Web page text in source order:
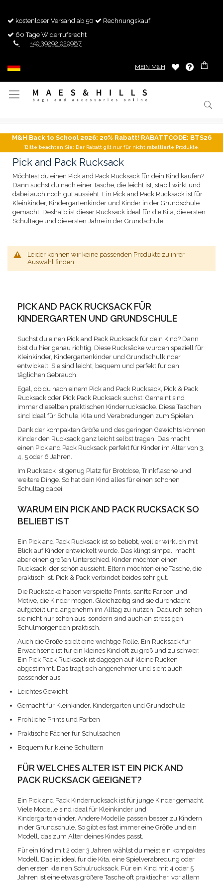
kostenloser Versand ab 50
Rechnungskauf
60 Tage Widerrufsrecht
+49 39292 929987
MEIN M&H
Navigation
umschalten
M&H Back to School 2026: 20% Rabatt! RABATTCODE: BTS26
*Bitte beachten Sie: Der Rabatt gilt nur für nicht rabattierte Produkte.
Pick and Pack Rucksack
Möchtest du einen Pick and Pack Rucksack für dein Kind kaufen?
Dann suchst du nach einer Tasche, die leicht ist, stabil wirkt und
dabei auch noch gut aussieht. Ein Pick and Pack Rucksack ist für
Kleinkinder, Kindergartenkinder und Kinder in der Grundschule
gemacht. Deshalb ist dieser Rucksack ideal für die Kita, die ersten
Schultage und die ersten Jahre in der Grundschule.
Leider können wir keine passenden Produkte zu ihrer
Auswahl finden.
PICK AND PACK RUCKSACK FÜR
KINDERGARTEN UND GRUNDSCHULE
Suchst du einen Pick and Pack Rucksack für dein Kind? Dann
bist du hier genau richtig. Diese Rucksäcke wurden speziell für
Kleinkinder, Kindergartenkinder und Grundschulkinder
entwickelt. Sie sind leicht, bequem und perfekt für den
täglichen Gebrauch.
Egal, ob du nach einem Pick and Pack Rucksack, Pick & Pack
Rucksack oder Pick Pack Rucksack suchst: Gemeint sind
immer dieselben praktischen Kinderrucksäcke. Diese Taschen
sind ideal für Schule, Kita und Verabredungen zum Spielen.
Dank der kompakten Größe und des geringen Gewichts können
Kinder den Rucksack ganz leicht selbst tragen. Das macht
einen Pick and Pack Rucksack perfekt für Kinder im Alter von 3,
4, 5 oder 6 Jahren.
Im Rucksack ist genug Platz für Brotdose, Trinkflasche und
weitere Dinge. So hat dein Kind alles für einen schönen
Schultag dabei.
WARUM EIN PICK AND PACK RUCKSACK SO
BELIEBT IST
Ein Pick and Pack Rucksack ist so beliebt, weil er wirklich mit
Blick auf Kinder entwickelt wurde. Das klingt simpel, macht
aber einen großen Unterschied. Kinder möchten einen
Rucksack, der schön aussieht. Eltern möchten eine Tasche, die
praktisch ist. Pick & Pack verbindet beides sehr gut.
Die Rucksäcke haben verspielte Prints, sanfte Farben und
Motive, die Kinder mögen. Gleichzeitig sind sie durchdacht
aufgeteilt und angenehm im Alltag zu nutzen. Dadurch sehen
sie nicht nur schön aus, sondern sind auch an stressigen
Schulmorgenden praktisch.
Auch die Größe spielt eine wichtige Rolle. Ein Rucksack für
Erwachsene ist für ein kleines Kind oft zu groß und zu schwer.
Ein Pick Pack Rucksack ist dagegen auf kleine Rücken
abgestimmt. Das trägt sich angenehmer und sieht auch
passender aus.
Leichtes Gewicht
Gemacht für Kleinkinder, Kindergarten und Grundschule
Fröhliche Prints und Farben
Praktische Fächer für Schulsachen
Bequem für kleine Schultern
FÜR WELCHES ALTER IST EIN PICK AND
PACK RUCKSACK GEEIGNET?
Ein Pick and Pack Kinderrucksack ist für junge Kinder gemacht.
Viele Modelle sind ideal für Kleinkinder und
Kindergartenkinder. Andere Modelle passen besser zu Kindern
in der Grundschule. So gibt es fast immer eine Größe und ein
Modell, das zum Alter deines Kindes passt.
Für ein Kind mit 2 oder 3 Jahren wählst du meist ein kompaktes
Modell. Das ist ideal für die Kita, eine Spielverabredung oder
den ersten kleinen Schulrucksack. Für ein Kind mit 4 oder 5
Jahren ist eine etwas größere Tasche oft praktischer, vor allem